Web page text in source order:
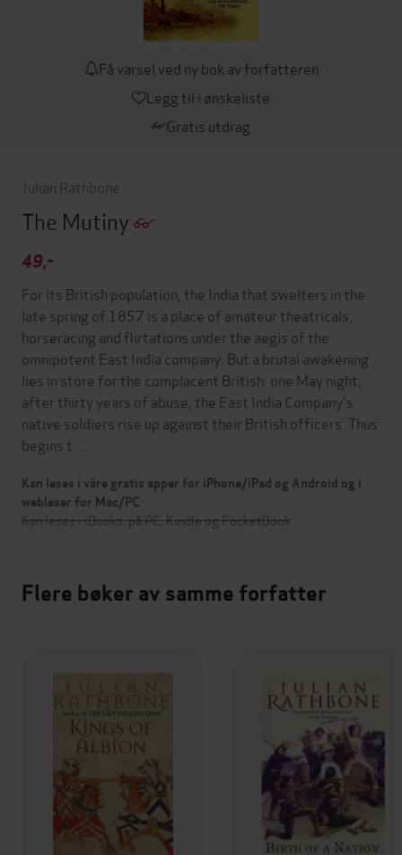
Få varsel ved ny bok av forfatteren
Legg til i ønskeliste
Gratis utdrag
Julian Rathbone
The Mutiny
49,-
For its British population, the India that swelters in the
late spring of 1857 is a place of amateur theatricals,
horseracing and flirtations under the aegis of the
omnipotent East India company. But a brutal awakening
lies in store for the complacent British: one May night,
after thirty years of abuse, the East India Company's
native soldiers rise up against their British officers. Thus
begins t…
Kan leses i våre gratis apper for iPhone/iPad og Android og i
webleser for Mac/PC
Kan leses i iBooks, på PC, Kindle og PocketBook
Flere bøker av samme forfatter